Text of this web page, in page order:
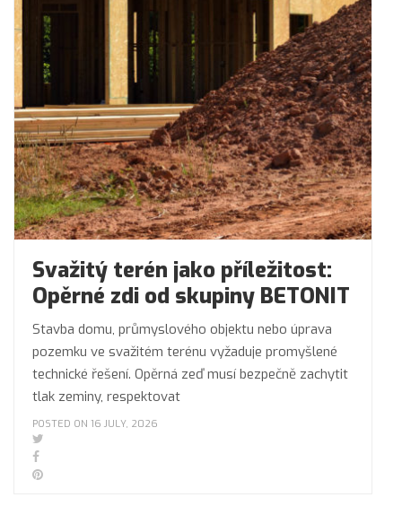
Svažitý terén jako příležitost:
Opěrné zdi od skupiny BETONIT
Stavba domu, průmyslového objektu nebo úprava
pozemku ve svažitém terénu vyžaduje promyšlené
technické řešení. Opěrná zeď musí bezpečně zachytit
tlak zeminy, respektovat
POSTED ON 16 JULY, 2026